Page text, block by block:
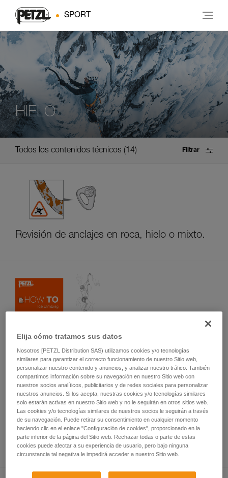
SPORT
HIELO
Todos los contenidos técnicos 14 Filtrar
Revisión de anclajes en roca, hielo o mixto.
Gestualidad en escalada en hielo -
Nudos
Elija cómo tratamos sus datos
Nosotros [PETZL Distribution SAS) utilizamos cookies y/o tecnologías
similares para garantizar el correcto funcionamiento de nuestro Sitio web,
personalizar nuestro contenido y anuncios, y analizar nuestro tráfico. También
compartimos información sobre su navegación en nuestro Sitio web con
nuestros socios analíticos, publicitarios y de redes sociales para personalizar
nuestros anuncios. Si los acepta, nuestras cookies y/o tecnologías similares
solo estarán activas en nuestro Sitio web y no le seguirán en otros sitios web.
Las cookies y/o tecnologías similares de nuestros socios le seguirán a través
de su navegación. Puede retirar su consentimiento en cualquier momento
haciendo clic en el enlace "Configuración de cookies", proporcionado en la
parte inferior de la página del Sitio web. Rechazar todas o parte de estas
cookies puede afectar a su experiencia de usuario, pero bajo ninguna
circunstancia tal negativa le impedirá acceder a nuestro Sitio web.